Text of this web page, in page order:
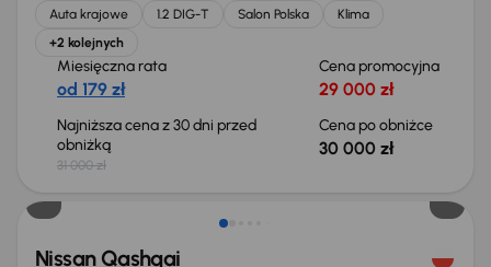
Auta krajowe 1.2 DIG-T Salon Polska
Klima
+2 kolejnych
Miesięczna rata
od 179 zł
Cena promocyjna
29 000 zł
Najniższa cena z 30 dni przed
obniżką
31 000 zł
Cena po obniżce
30 000 zł
Nissan Qashqai